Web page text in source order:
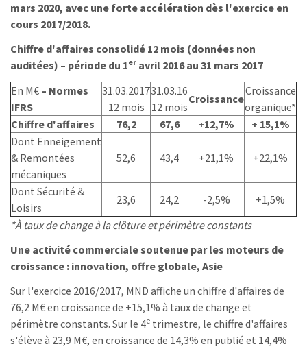
mars 2020, avec une forte accélération dès l'exercice en
cours 2017/2018.
Chiffre d'affaires consolidé 12 mois (données non
auditées) – période du 1er avril 2016 au 31 mars 2017
En M€ – Normes
IFRS
31.03.2017
12 mois
31.03.16
12 mois
Croissance
Croissance
organique*
Chiffre d'affaires
76,2 67,6 +12,7%
+ 15,1%
Dont Enneigement
& Remontées
mécaniques
52,6 43,4 +21,1% +22,1%
Dont Sécurité &
Loisirs
23,6 24,2 -2,5%
+1,5%
*À taux de change à la clôture et périmètre constants
Une activité commerciale soutenue par les moteurs de
croissance : innovation, offre globale, Asie
Sur l'exercice 2016/2017, MND affiche un chiffre d'affaires de
76,2 M€ en croissance de +15,1% à taux de change et
périmètre constants. Sur le 4e trimestre, le chiffre d'affaires
s'élève à 23,9 M€, en croissance de 14,3% en publié et 14,4%